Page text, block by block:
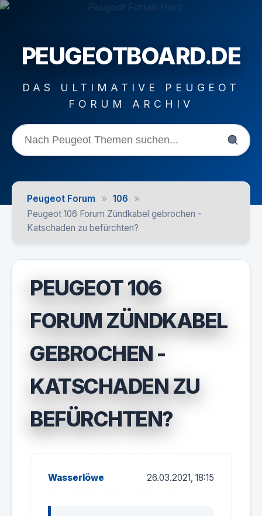
PEUGEOTBOARD.DE
DAS ULTIMATIVE PEUGEOT
FORUM ARCHIV
Peugeot Forum » 106 »
Peugeot 106 Forum Zündkabel gebrochen -
Katschaden zu befürchten?
PEUGEOT 106
FORUM ZÜNDKABEL
GEBROCHEN -
KATSCHADEN ZU
BEFÜRCHTEN?
Wasserlöwe 26.03.2021, 18:15